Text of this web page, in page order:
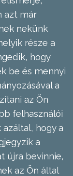
azt már
nekünk
része a
hogy
be és mennyi
a
az Ön
felhasználói
hogy a
a
újra bevinnie,
az Ön által